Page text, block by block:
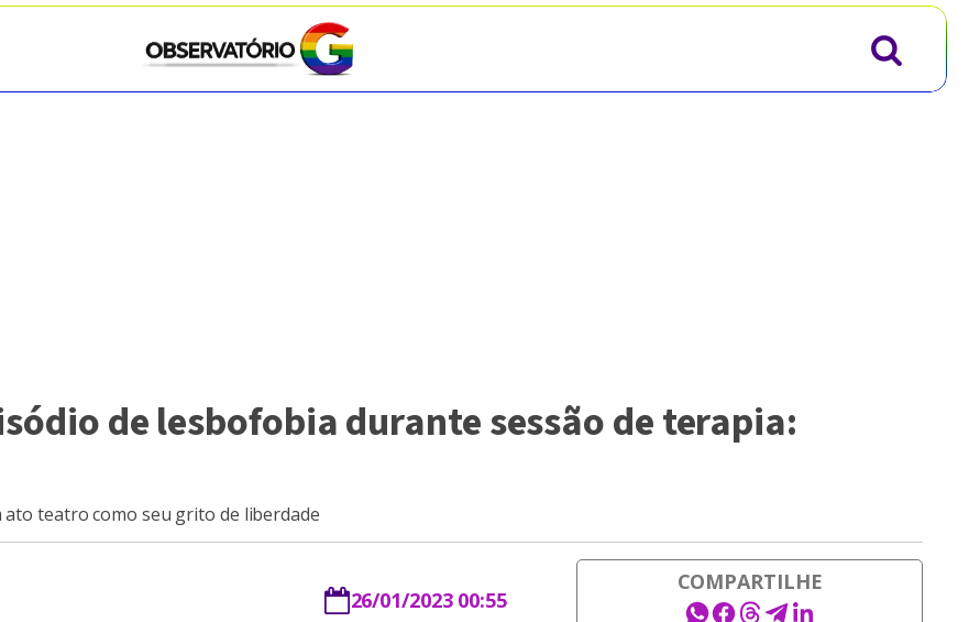
de lesbofobia durante sessão de terapia:
teatro como seu grito de liberdade
26/01/2023 00:55
COMPARTILHE